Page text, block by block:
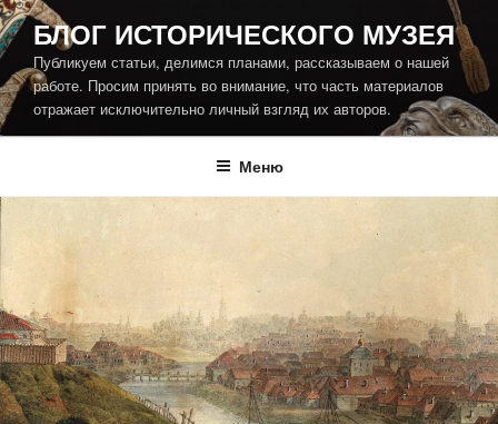
Перейти
к
содержимому
БЛОГ ИСТОРИЧЕСКОГО МУЗЕЯ
Публикуем статьи, делимся планами, рассказываем о нашей
работе. Просим принять во внимание, что часть материалов
отражает исключительно личный взгляд их авторов.
Меню